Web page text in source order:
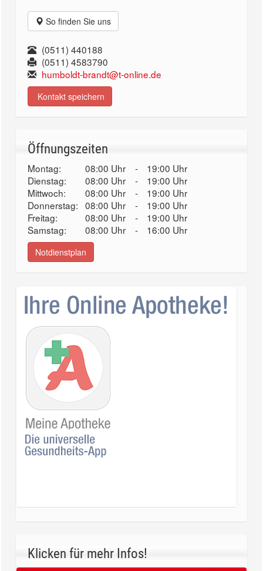
So finden Sie uns
(0511) 440188
(0511) 4583790
humboldt-brandt@t-online.de
Kontakt speichern
Öffnungszeiten
Montag: 08:00 Uhr -
19:00 Uhr
Dienstag:
08:00 Uhr -
19:00 Uhr
Mittwoch:
08:00 Uhr -
19:00 Uhr
Donnerstag: 08:00 Uhr -
19:00 Uhr
Freitag:
08:00 Uhr -
19:00 Uhr
Samstag:
08:00 Uhr - 16:00 Uhr
Notdienstplan
Klicken für mehr Infos!